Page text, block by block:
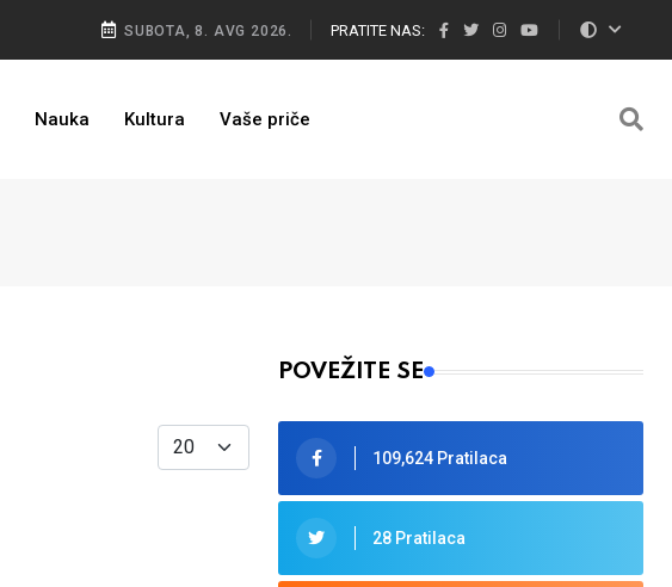
SUBOTA, 8. AVG 2026. PRATITE NAS:
Nauka Kultura Vaše priče
Display #
POVEŽITE SE
109,624 Pratilaca
28 Pratilaca